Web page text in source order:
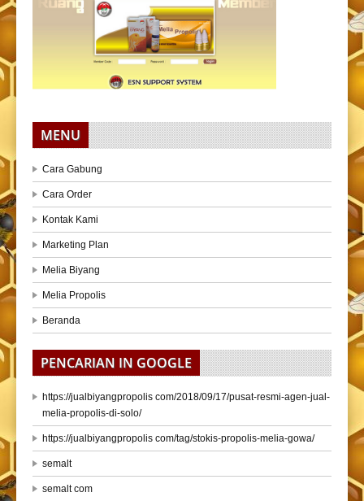
MENU
Cara Gabung
Cara Order
Kontak Kami
Marketing Plan
Melia Biyang
Melia Propolis
Beranda
PENCARIAN IN GOOGLE
https://jualbiyangpropolis com/2018/09/17/pusat-resmi-agen-jual-
melia-propolis-di-solo/
https://jualbiyangpropolis com/tag/stokis-propolis-melia-gowa/
semalt
semalt com